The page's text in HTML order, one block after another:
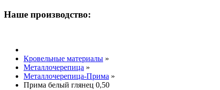
Наше производство:
Кровельные материалы »
Металлочерепица »
Металлочерепица-Прима »
Прима белый глянец 0,50